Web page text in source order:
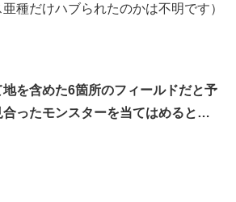
亜種だけハブられたのかは不明です）
を含めた6箇所のフィールドだと予
合ったモンスターを当てはめると…